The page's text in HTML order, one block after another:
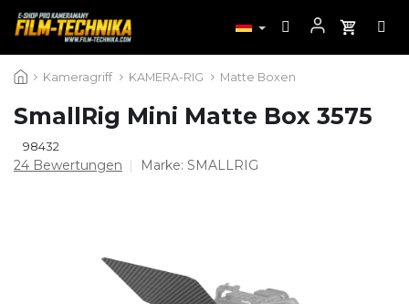
Inhalt Kameragriff KAMERA-RIG Matte Boxen
SmallRig Mini Matte Box 3575
98432
Die
24 Bewertungen Marke: SMALLRIG